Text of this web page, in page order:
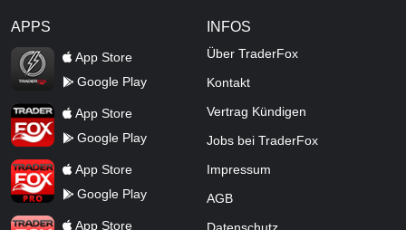
APPS
TraderFox Flash
App Store
Google Play
TraderFox AppApp Store
Google Play
TraderFox ProApp Store
Google Play
TraderFox dpa-AFX ProFeed
App Store
INFOS
Über TraderFox
Kontakt
Vertrag Kündigen
Jobs bei TraderFox
Impressum
AGB
Datenschutz